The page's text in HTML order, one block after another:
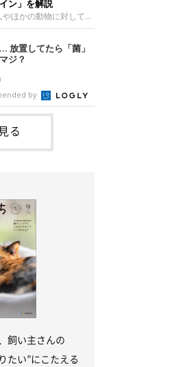
めるのは難しく、体調
の効いていない部屋に
するねこのきもち投稿
寒いと感じたときに、
いていない部屋や廊下
きるように、ドアは猫
に違いがあると感じる
ちWEB MAGAZINEで
にアンケートを実施
する相手を選んでいると
もらいました。また、
相談室の原駿太朗先生
噛みする相手を選んで
相をお聞きします。約6
「甘噛みする相手を選ん
た※2026年5月実施
ン」を解説
ほかの動物に対してあ
見える猫。しかし、実
猫も少なくありませ
出している“甘えサイ
科学大学生命環境学部
学科准教授の加隈良枝
だきました。鳴くのは、
ンねこのきもち投稿写
と、子猫が親猫に対し
ときに鳴き声を使いま
ニャー」よりもややか細
た鳴き声になります
放置してたら「菌」
ジ？
by
る
飼い主さんの
たい”にこたえる